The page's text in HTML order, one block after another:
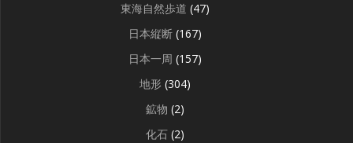
東海自然歩道 (47)
日本縦断 (167)
日本一周 (157)
地形 (304)
鉱物 (2)
化石 (2)